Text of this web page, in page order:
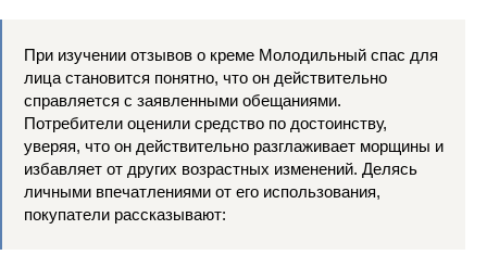
При изучении отзывов о креме Молодильный спас для
лица становится понятно, что он действительно
справляется с заявленными обещаниями.
Потребители оценили средство по достоинству,
уверяя, что он действительно разглаживает морщины и
избавляет от других возрастных изменений. Делясь
личными впечатлениями от его использования,
покупатели рассказывают: